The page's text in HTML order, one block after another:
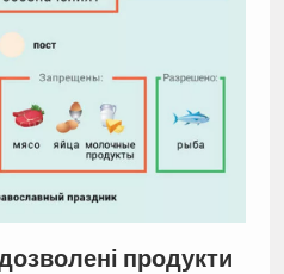
продукти